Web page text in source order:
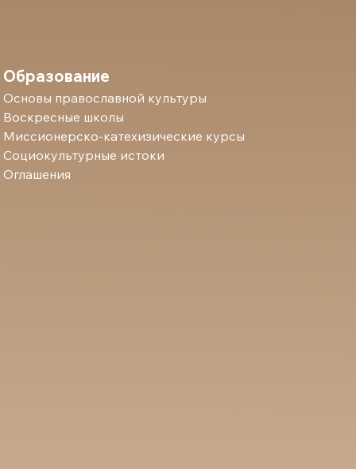
Образование
Основы православной культуры
Воскресные школы
Миссионерско-катехизические курсы
Социокультурные истоки
Оглашения